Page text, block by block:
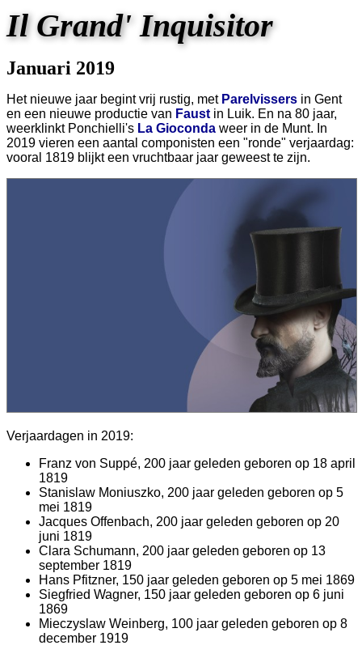
Il Grand' Inquisitor
Januari 2019
Het nieuwe jaar begint vrij rustig, met Parelvissers in Gent
en een nieuwe productie van Faust in Luik. En na 80 jaar,
weerklinkt Ponchielli's La Gioconda weer in de Munt. In
2019 vieren een aantal componisten een "ronde" verjaardag:
vooral 1819 blijkt een vruchtbaar jaar geweest te zijn.
Verjaardagen in 2019:
Franz von Suppé, 200 jaar geleden geboren op 18 april
1819
Stanislaw Moniuszko, 200 jaar geleden geboren op 5
mei 1819
Jacques Offenbach, 200 jaar geleden geboren op 20
juni 1819
Clara Schumann, 200 jaar geleden geboren op 13
september 1819
Hans Pfitzner, 150 jaar geleden geboren op 5 mei 1869
Siegfried Wagner, 150 jaar geleden geboren op 6 juni
1869
Mieczyslaw Weinberg, 100 jaar geleden geboren op 8
december 1919